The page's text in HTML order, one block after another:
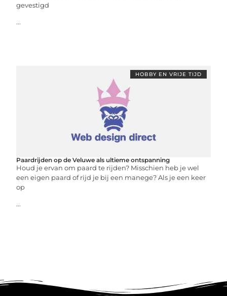
gevestigd
...
HOBBY EN VRIJE TIJD
Paardrijden op de Veluwe als ultieme ontspanning
Houd je ervan om paard te rijden? Misschien heb je wel
een eigen paard of rijd je bij een manege? Als je een keer
op
...